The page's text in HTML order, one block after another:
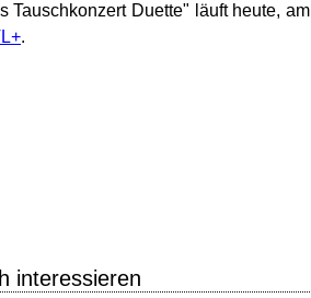
Tauschkonzert Duette" läuft heute,
.
interessieren